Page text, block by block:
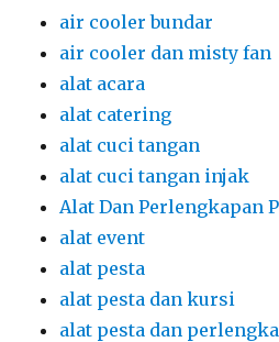
air cooler bundar
air cooler dan misty fan
alat acara
alat catering
alat cuci tangan
alat cuci tangan injak
Alat Dan Perlengkapan
alat event
alat pesta
alat pesta dan kursi
alat pesta dan